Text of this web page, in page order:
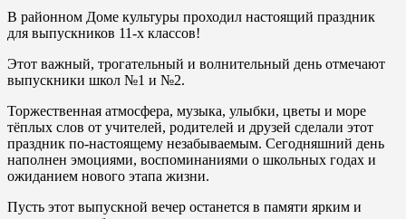
В районном Доме культуры проходил настоящий праздник
для выпускников 11-х классов!
Этот важный, трогательный и волнительный день отмечают
выпускники школ №1 и №2.
Торжественная атмосфера, музыка, улыбки, цветы и море
тёплых слов от учителей, родителей и друзей сделали этот
праздник по-настоящему незабываемым. Сегодняшний день
наполнен эмоциями, воспоминаниями о школьных годах и
ожиданием нового этапа жизни.
Пусть этот выпускной вечер останется в памяти ярким и